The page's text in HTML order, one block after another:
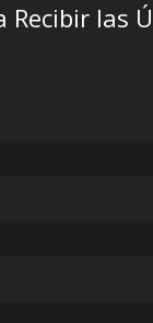
Recibir las